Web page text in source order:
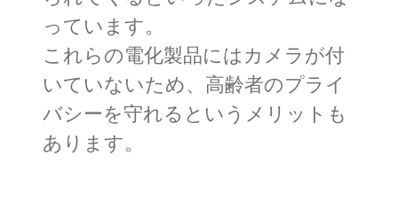
っています。
これらの電化製品にはカメラが付
いていないため、高齢者のプライ
バシーを守れるというメリットも
あります。